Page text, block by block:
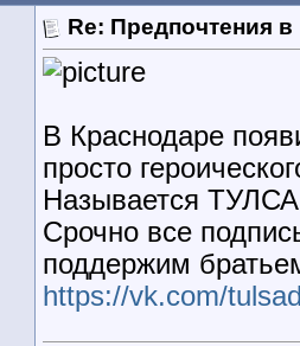
Re: Предпочтения
В Краснодаре
просто
Называется
Срочно все
поддержим
https://vk.com/